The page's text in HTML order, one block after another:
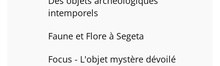
intemporels
Faune et Flore à Segeta
Focus - L'objet mystère dévoilé